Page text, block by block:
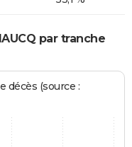
par tranche
décès (source :